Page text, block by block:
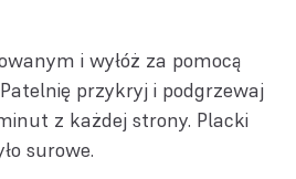
i wyłóż za pomocą
przykryj i podgrzewaj
z każdej strony. Placki
surowe.